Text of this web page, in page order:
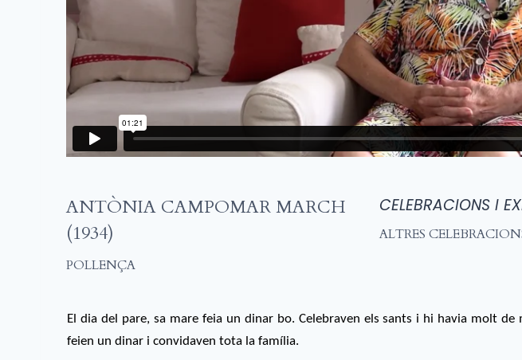
ANTÒNIA CAMPOMAR MARCH
(1934)
POLLENÇA
CELEBRACIONS I
ALTRES
El dia del pare, sa mare feia un dinar bo. Celebraven els sants i hi havia molt de
feien un dinar i convidaven tota la família.